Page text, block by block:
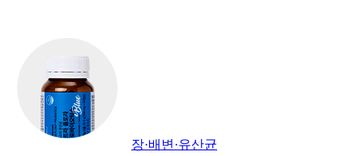
장·배변·유산균